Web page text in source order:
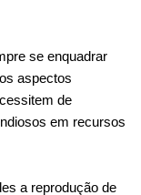
se enquadrar
aspectos
de
em recursos
a reprodução de